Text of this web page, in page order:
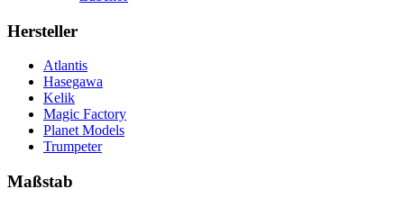
Hersteller
Atlantis
Hasegawa
Kelik
Magic Factory
Planet Models
Trumpeter
Maßstab